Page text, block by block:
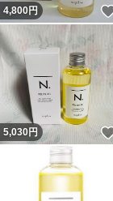
4,800円
5,030円